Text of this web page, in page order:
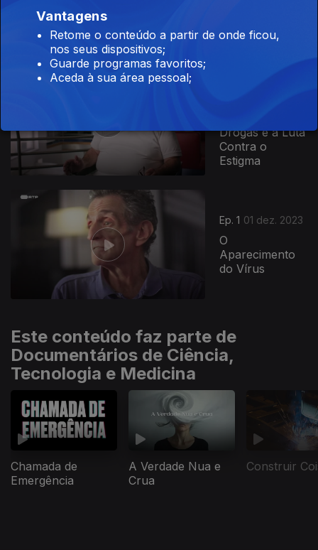
Drogas e a Luta
Contra o
Estigma
Ep. 1 01 dez. 2023
O
Aparecimento
do Vírus
732051
Este conteúdo faz parte de
Documentários de Ciência,
Tecnologia e Medicina
Chamada de
Emergência
A Verdade Nua e
Crua
Construir
Vantagens
Retome o conteúdo a partir de onde ficou,
nos seus dispositivos;
Guarde programas favoritos;
Aceda à sua área pessoal;